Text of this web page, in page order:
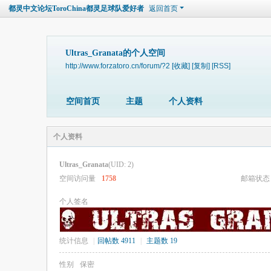
都灵中文论坛ToroChina都灵足球队爱好者 返回首页
Ultras_Granata的个人空间
http://www.forzatoro.cn/forum/?2 [收藏] [复制] [RSS]
空间首页 主题 个人资料
个人资料
Ultras_Granata(UID: 2)
空间访问量
1758 邮箱状态
个人签名
统计信息 回帖数 4911 主题数 19
性别 保密